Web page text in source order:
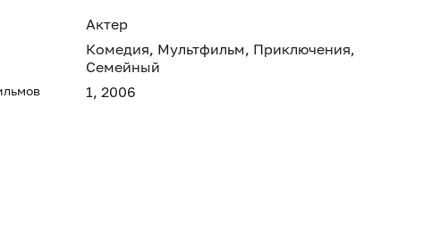
Актер
Комедия, Мультфильм, Приключения,
Семейный
1, 2006